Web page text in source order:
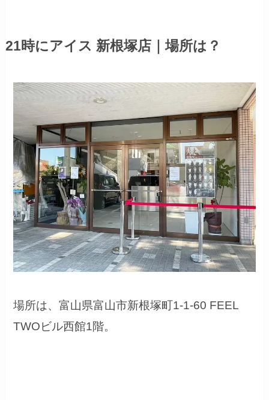
21時にアイス 新根塚店｜場所は？
場所は、富山県富山市新根塚町1-1-60 FEEL
TWOビル西館1階。